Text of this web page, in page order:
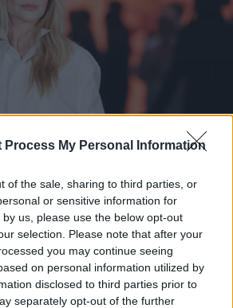
Process My Personal Information
of the sale, sharing to third parties, or
or sensitive information for
us, please use the below opt-out
selection. Please note that after your
you may continue seeing
on personal information utilized by
disclosed to third parties prior to
separately opt-out of the further
τα γυρίσματα της
καστ του φιλμ, τα γυρίσματα
Βανκούβερ.
Ομάδα
Flash.gr